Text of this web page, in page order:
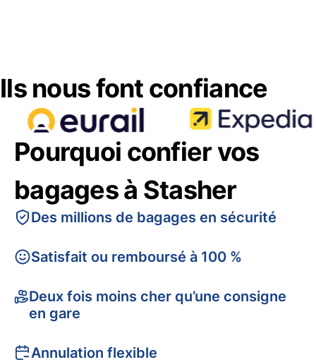
Ils nous font confiance
Pourquoi confier vos
bagages à Stasher
Des millions de bagages en sécurité
Satisfait ou remboursé à 100 %
Deux fois moins cher qu’une consigne
en gare
Annulation flexible